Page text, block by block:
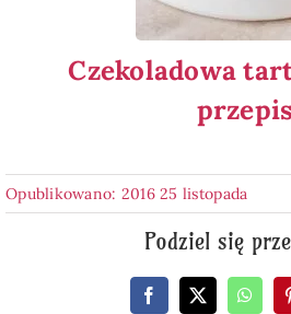
Czekoladowa
przepis
Opublikowano: 2016 25 listopada
Podziel się